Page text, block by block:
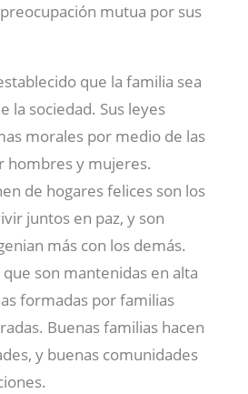
mutua por sus
que la familia sea
la sociedad. Sus leyes
morales por medio de las
hombres y mujeres.
de hogares felices son los
juntos en paz, y son
más con los demás.
son mantenidas en alta
formadas por familias
Buenas familias hacen
y buenas comunidades